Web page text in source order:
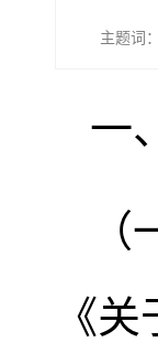
主题词
一
《